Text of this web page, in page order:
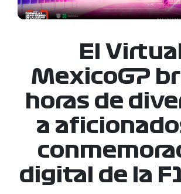
El Virtual
MexicoGP
horas de
a
digital de la